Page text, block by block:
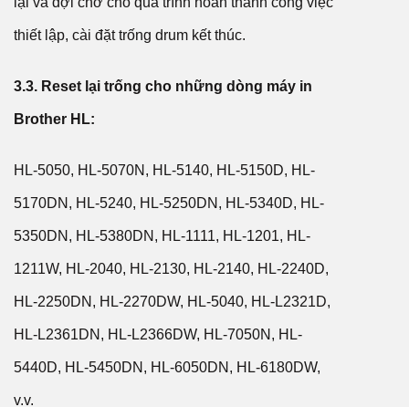
thiết lập, cài đặt trống drum kết thúc.
3.3. Reset lại trống cho những dòng máy in
Brother HL:
HL-5050, HL-5070N, HL-5140, HL-5150D, HL-
5170DN, HL-5240, HL-5250DN, HL-5340D, HL-
5350DN, HL-5380DN, HL-1111, HL-1201, HL-
1211W, HL-2040, HL-2130, HL-2140, HL-2240D,
HL-2250DN, HL-2270DW, HL-5040, HL-L2321D,
HL-L2361DN, HL-L2366DW, HL-7050N, HL-
5440D, HL-5450DN, HL-6050DN, HL-6180DW,
v.v.